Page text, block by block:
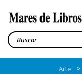
Arte >